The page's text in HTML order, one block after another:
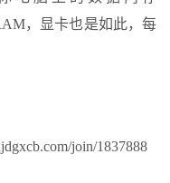
，显卡也是如此，每
join/1837888